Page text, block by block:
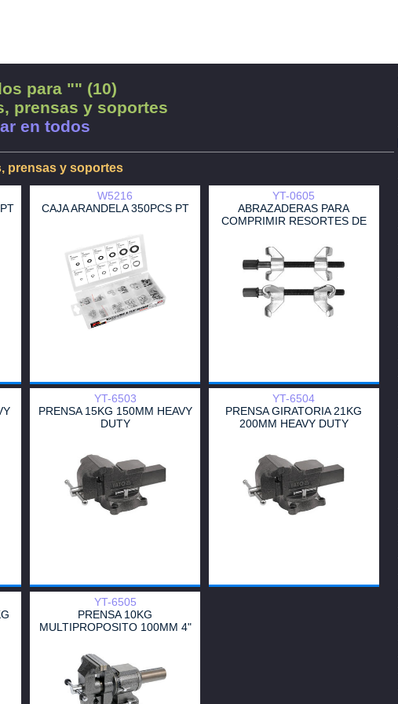
para "" (10)
prensas y soportes
en todos
prensas y soportes
W5216
CAJA ARANDELA 350PCS PT
YT-0605
ABRAZADERAS PARA
COMPRIMIR RESORTES DE
YT-6503
PRENSA 15KG 150MM HEAVY
DUTY
YT-6504
PRENSA GIRATORIA 21KG
200MM HEAVY DUTY
YT-6505
PRENSA 10KG
MULTIPROPOSITO 100MM 4"